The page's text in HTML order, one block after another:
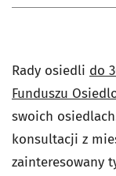
Rady osiedli do
Funduszu
swoich
konsultacji z
zainteresowany